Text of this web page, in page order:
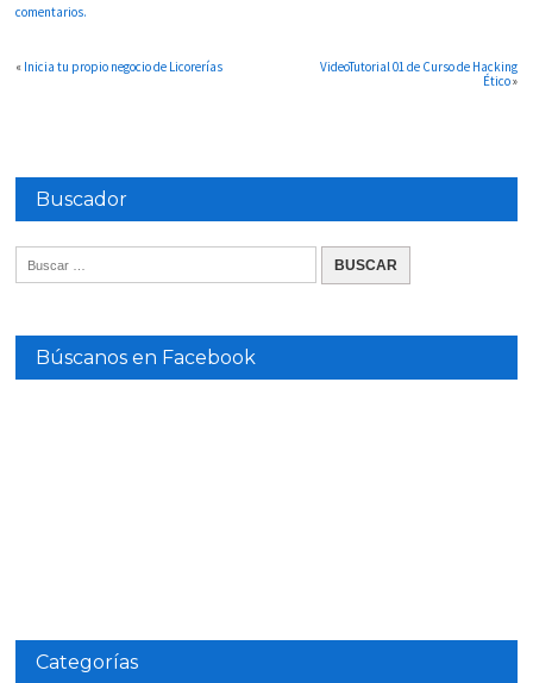
comentarios.
« Inicia tu propio negocio de Licorerías
VideoTutorial 01 de Curso de Hacking
Ético»
Buscador
Búscanos en Facebook
Categorías